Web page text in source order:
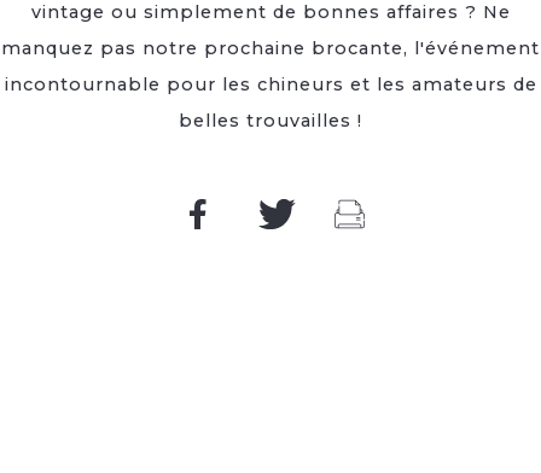
vintage ou simplement de bonnes affaires ? Ne
manquez pas notre prochaine brocante, l'événement
incontournable pour les chineurs et les amateurs de
belles trouvailles !